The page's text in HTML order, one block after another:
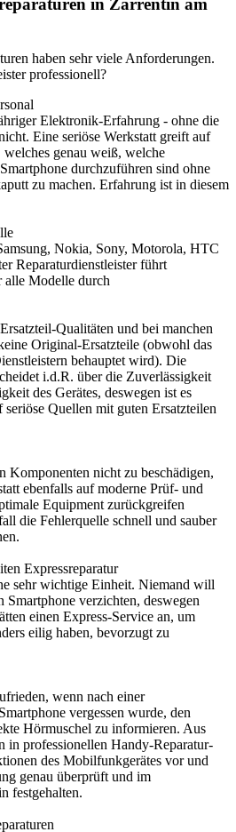
in Zarrentin am
haben sehr viele Anforderungen.
professionell?
Elektronik-Erfahrung - ohne die
Eine seriöse Werkstatt greift auf
genau weiß, welche
durchzuführen sind ohne
zu machen. Erfahrung ist in diesem
Nokia, Sony, Motorola, HTC
Reparaturdienstleister führt
alle Modelle durch
Qualitäten und bei manchen
Original-Ersatzteile (obwohl das
behauptet wird). Die
i.d.R. über die Zuverlässigkeit
des Gerätes, deswegen ist es
Quellen mit guten Ersatzteilen
Komponenten nicht zu beschädigen,
ebenfalls auf moderne Prüf- und
Equipment zurückgreifen
die Fehlerquelle schnell und sauber
Expressreparatur
sehr wichtige Einheit. Niemand will
Smartphone verzichten, deswegen
einen Express-Service an, um
eilig haben, bevorzugt zu
wenn nach einer
vergessen wurde, den
Hörmuschel zu informieren. Aus
in professionellen Handy-Reparatur-
des Mobilfunkgerätes vor und
genau überprüft und im
festgehalten.